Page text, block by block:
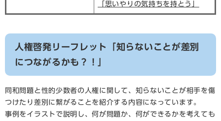
「思いやりの気持ちを持とう」
人権啓発リーフレット「知らないことが差別
につながるかも？！」
同和問題と性的少数者の人権に関して、知らないことが相手を傷
つけたり差別に繋がることを紹介する内容になっています。
事例をイラストで説明し、何が問題か、何ができるかを考えても